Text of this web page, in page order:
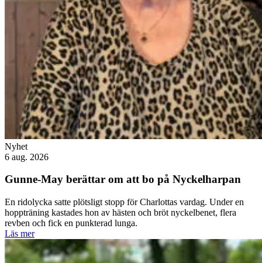
Nyhet
6 aug. 2026
Gunne-May berättar om att bo på Nyckelharpan
En ridolycka satte plötsligt stopp för Charlottas vardag. Under en
hoppträning kastades hon av hästen och bröt nyckelbenet, flera
revben och fick en punkterad lunga.
Läs mer